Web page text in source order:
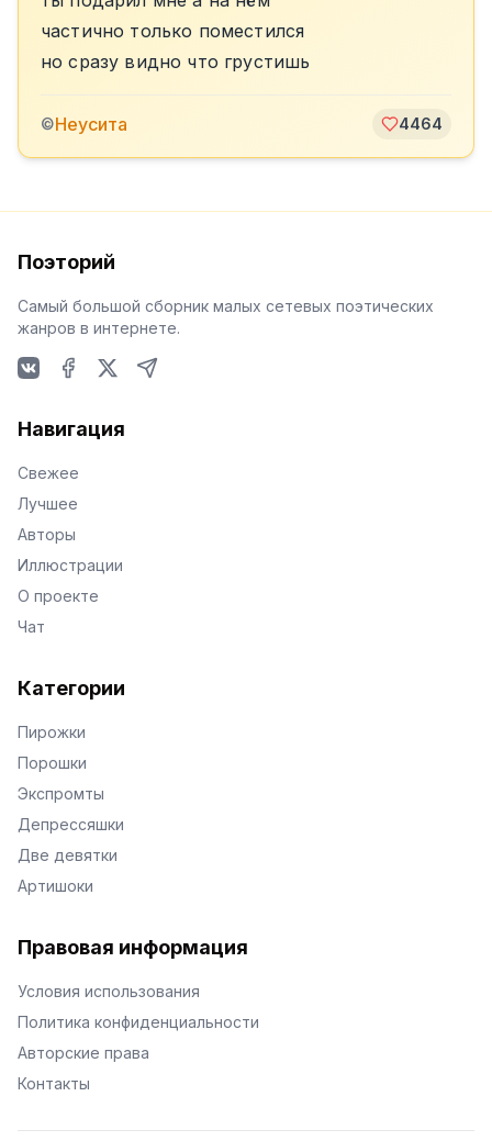
частично только поместился
но сразу видно что грустишь
©Неусита 4464
Поэторий
Самый большой сборник малых сетевых поэтических
жанров в интернете.
Навигация
Свежее
Лучшее
Авторы
Иллюстрации
О проекте
Чат
Категории
Пирожки
Порошки
Экспромты
Депрессяшки
Две девятки
Артишоки
Правовая информация
Условия использования
Политика конфиденциальности
Авторские права
Контакты